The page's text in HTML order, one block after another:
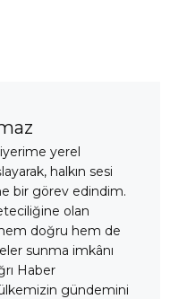
yerel
halkın sesi
bir görev edindim.
olan
doğru hem de
sunma imkânı
Haber
gündemini